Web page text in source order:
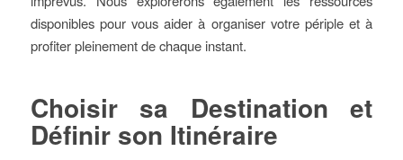
disponibles pour vous aider à organiser votre périple et à
profiter pleinement de chaque instant.
Choisir sa Destination et
Définir son Itinéraire